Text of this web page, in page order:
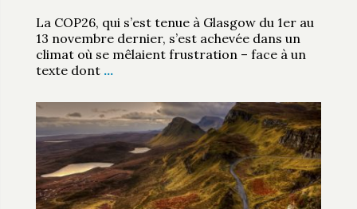
La COP26, qui s’est tenue à Glasgow du 1er au
13 novembre dernier, s’est achevée dans un
climat où se mêlaient frustration – face à un
texte dont …